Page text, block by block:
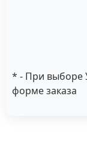
* - При выборе
форме заказа